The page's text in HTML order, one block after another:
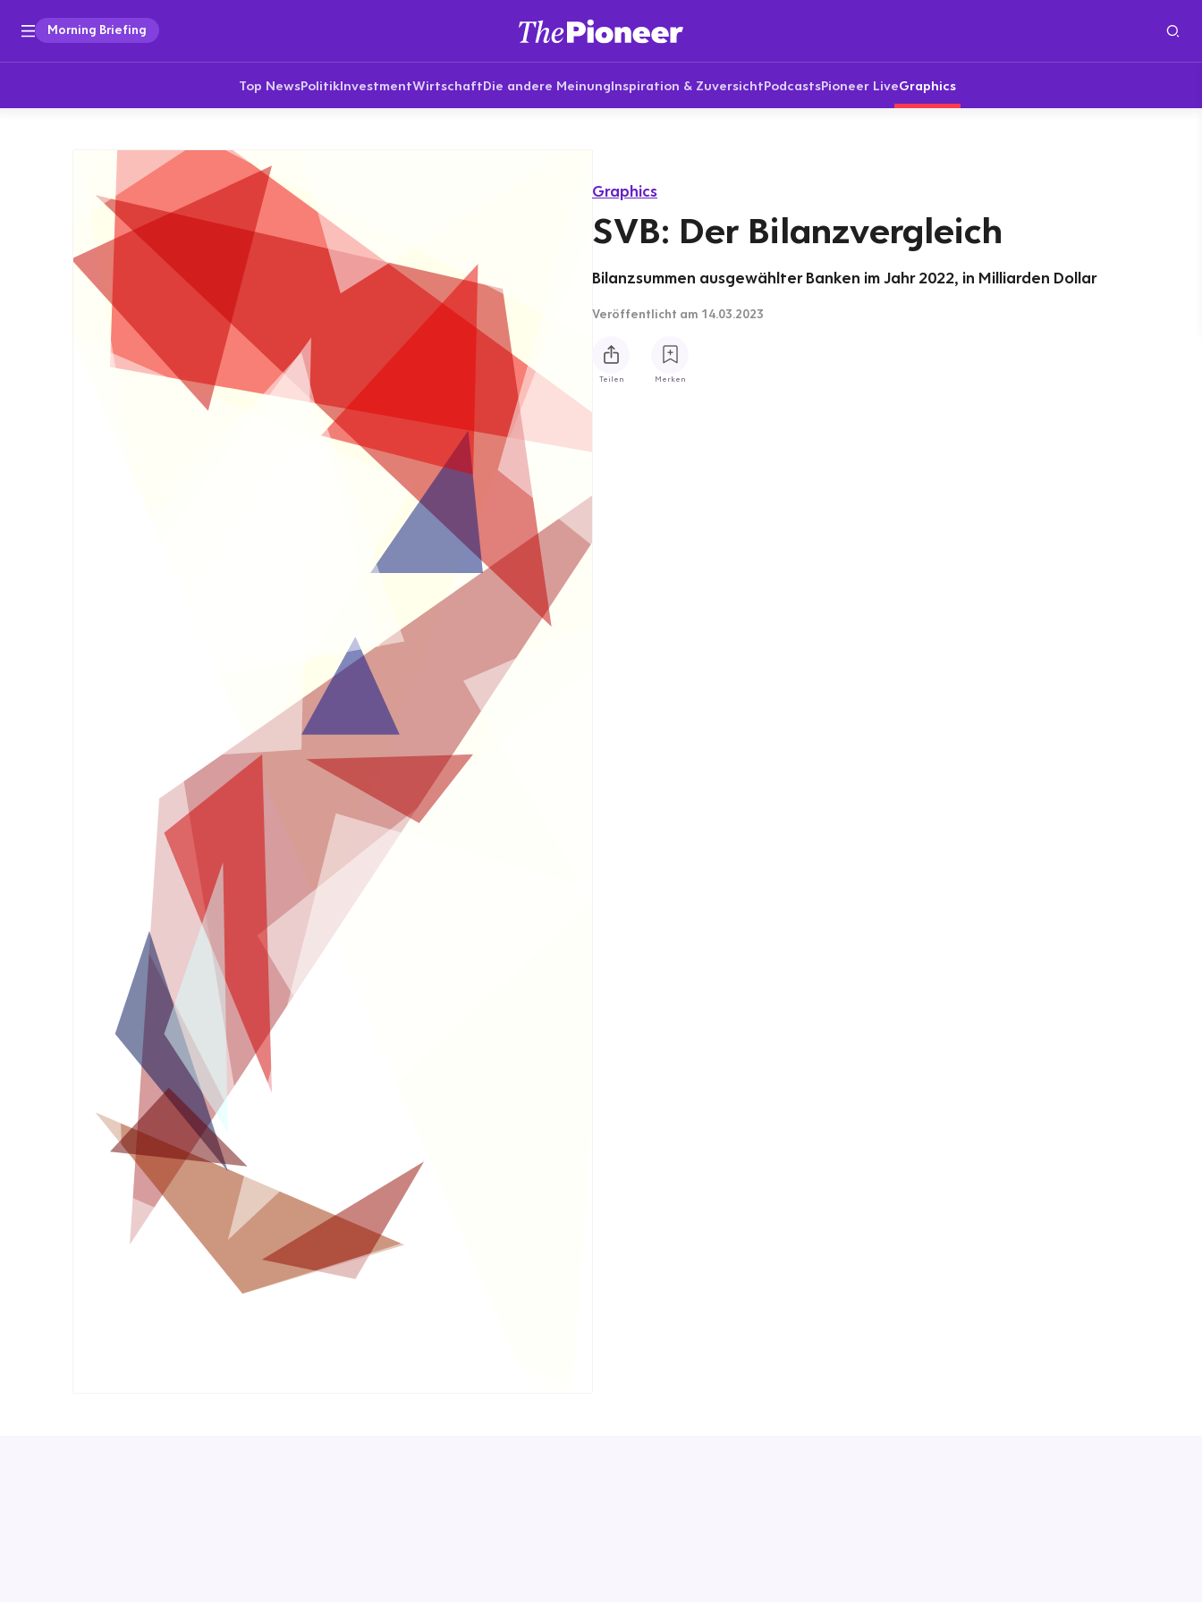
Morning Briefing
Top NewsPolitikInvestmentWirtschaftDie andere MeinungInspiration & ZuversichtPodcastsPioneer LiveGraphics
Graphics
SVB: Der Bilanzvergleich
Bilanzsummen ausgewählter Banken im Jahr 2022, in Milliarden Dollar
Veröffentlicht am 14.03.2023
Teilen Merken